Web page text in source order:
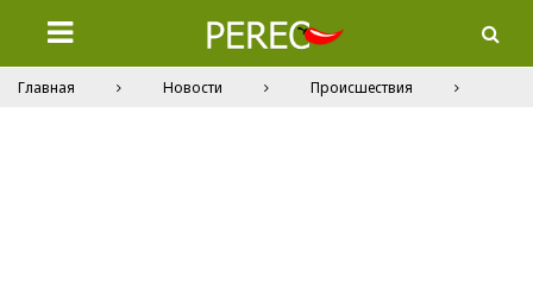
Главная Новости Происшествия